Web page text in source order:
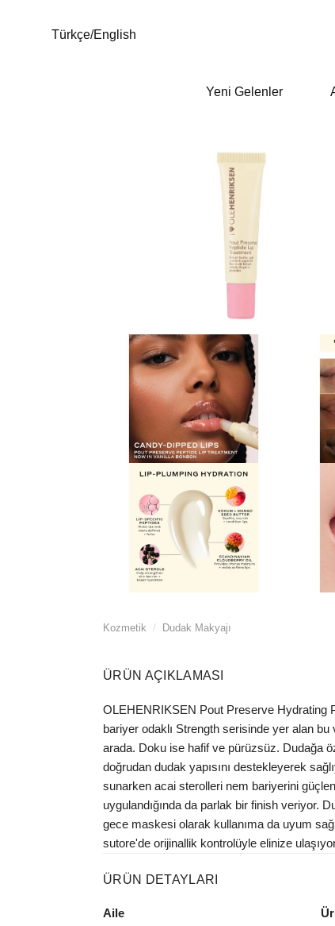
Türkçe/English
Yeni Gelenler
Kozmetik / Dudak Makyajı
ÜRÜN AÇIKLAMASI
OLEHENRIKSEN Pout Preserve Hydrating
bariyer odaklı Strength serisinde yer alan
arada. Doku ise hafif ve pürüzsüz. Dudağa
doğrudan dudak yapısını destekleyerek
sunarken acai sterolleri nem bariyerini
uygulandığında da parlak bir finish veriyor.
gece maskesi olarak kullanıma da uyum
sutore'de orijinallik kontrolüyle elinize
ÜRÜN DETAYLARI
Aile